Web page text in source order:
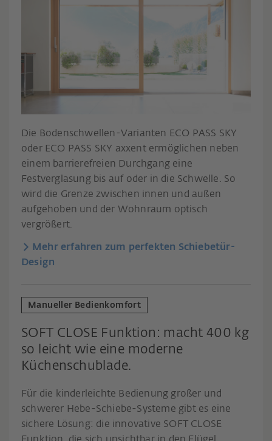
Die Bodenschwellen-Varianten ECO PASS SKY
oder ECO PASS SKY axxent ermöglichen neben
einem barrierefreien Durchgang eine
Festverglasung bis auf oder in die Schwelle. So
wird die Grenze zwischen innen und außen
aufgehoben und der Wohnraum optisch
vergrößert.
Mehr erfahren zum perfekten Schiebetür-
Design
Manueller Bedienkomfort
SOFT CLOSE Funktion: macht 400 kg
so leicht wie eine moderne
Küchenschublade.
Für die kinderleichte Bedienung großer und
schwerer Hebe-Schiebe-Systeme gibt es eine
sichere Lösung: die innovative SOFT CLOSE